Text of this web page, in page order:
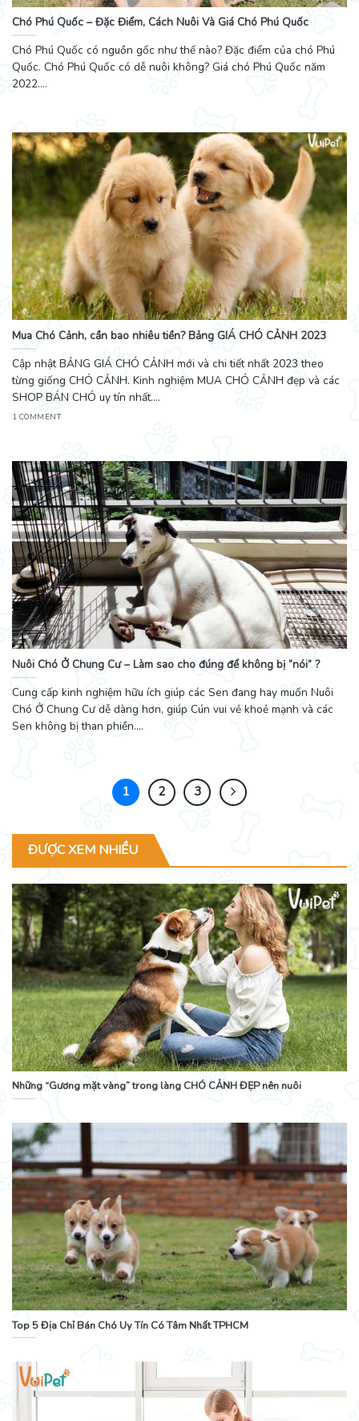
Chó Phú Quốc – Đặc Điểm, Cách Nuôi Và Giá Chó Phú Quốc
Chó Phú Quốc có nguồn gốc như thế nào? Đặc điểm của chó Phú
Quốc. Chó Phú Quốc có dễ nuôi không? Giá chó Phú Quốc năm
2022....
Mua Chó Cảnh, cần bao nhiêu tiền? Bảng GIÁ CHÓ CẢNH 2023
Cập nhật BẢNG GIÁ CHÓ CẢNH mới và chi tiết nhất 2023 theo
từng giống CHÓ CẢNH. Kinh nghiệm MUA CHÓ CẢNH đẹp và các
SHOP BÁN CHÓ uy tín nhất....
1 COMMENT
Nuôi Chó Ở Chung Cư – Làm sao cho đúng để không bị “nói” ?
Cung cấp kinh nghiệm hữu ích giúp các Sen đang hay muốn Nuôi
Chó Ở Chung Cư dễ dàng hơn, giúp Cún vui vẻ khoẻ mạnh và các
Sen không bị than phiền....
1 2 3
ĐƯỢC XEM NHIỀU
Những “Gương mặt vàng” trong làng CHÓ CẢNH ĐẸP nên nuôi
Top 5 Địa Chỉ Bán Chó Uy Tín Có Tâm Nhất TPHCM